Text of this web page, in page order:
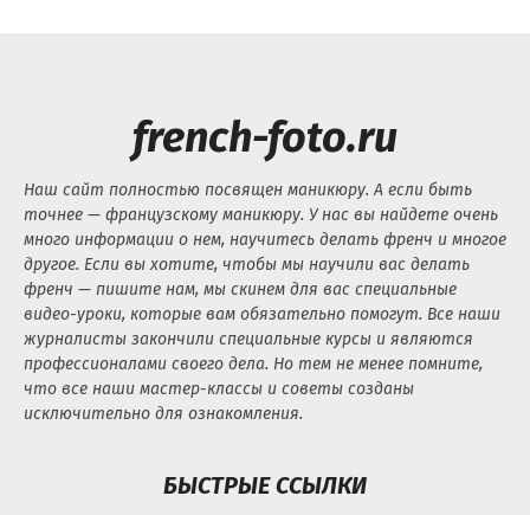
french-foto.ru
Наш сайт полностью посвящен маникюру. А если быть
точнее — французскому маникюру. У нас вы найдете очень
много информации о нем, научитесь делать френч и многое
другое. Если вы хотите, чтобы мы научили вас делать
френч — пишите нам, мы скинем для вас специальные
видео-уроки, которые вам обязательно помогут. Все наши
журналисты закончили специальные курсы и являются
профессионалами своего дела. Но тем не менее помните,
что все наши мастер-классы и советы созданы
исключительно для ознакомления.
БЫСТРЫЕ ССЫЛКИ